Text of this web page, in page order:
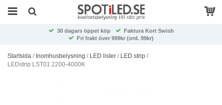
30 dagars öppet köp
Faktura Kort Swish
Fri frakt över 999kr (ord. 99kr)
Startsida / Inomhusbelysning / LED lister / LED strip /
LEDstrip LST01 2200-4000K